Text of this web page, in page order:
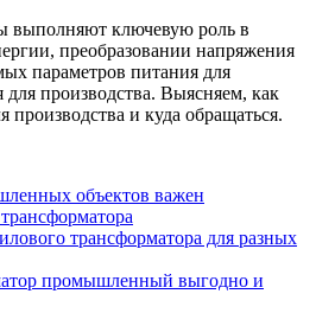
выполняют ключевую роль в
преобразовании напряжения
параметров питания для
для производства. Выясняем, как
производства и куда обращаться.
объектов важен
трансформатора для разных
промышленный выгодно и